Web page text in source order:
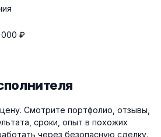
000 ₽
Смотрите портфолио, отзывы,
сроки, опыт в похожих
через безопасную сделку.